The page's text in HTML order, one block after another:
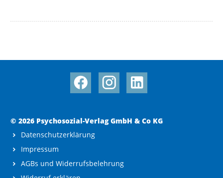
© 2026 Psychosozial-Verlag GmbH & Co KG
Datenschutzerklärung
Impressum
AGBs und Widerrufsbelehrung